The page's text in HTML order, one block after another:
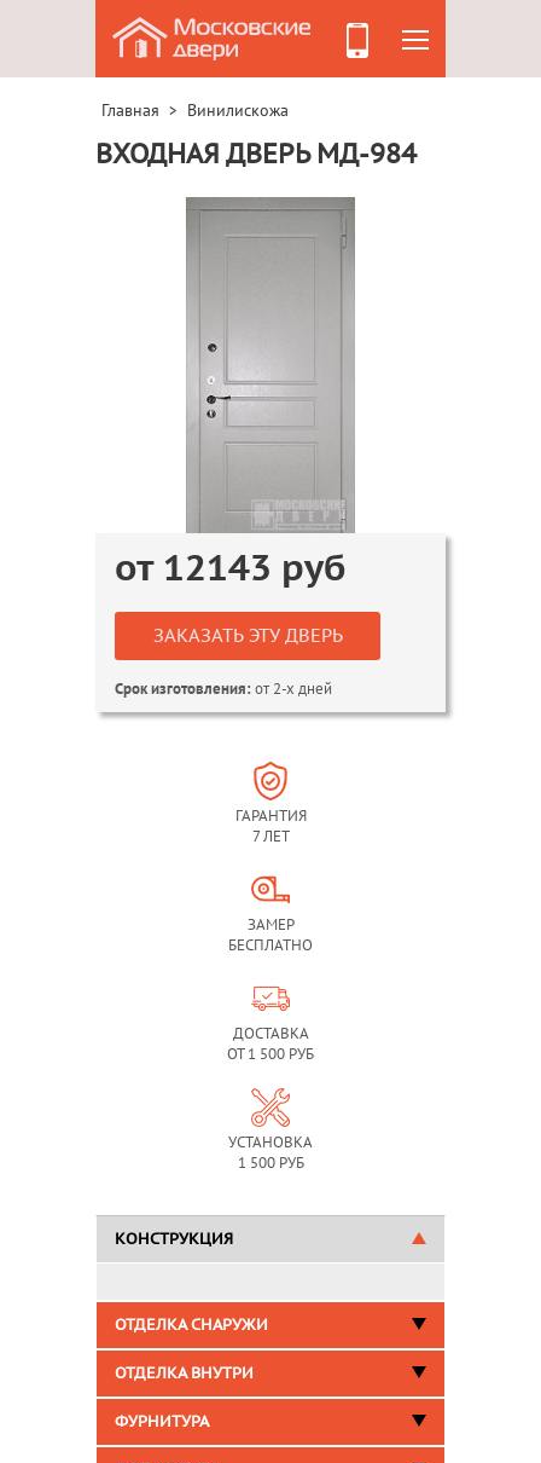
Главная > Винилискожа
ВХОДНАЯ ДВЕРЬ МД-984
от 12143 руб
ЗАКАЗАТЬ ЭТУ ДВЕРЬ
Срок изготовления:от 2-х дней
ГАРАНТИЯ
7 ЛЕТ
ЗАМЕР
БЕСПЛАТНО
ДОСТАВКА
ОТ 1 500 РУБ
УСТАНОВКА
1 500 РУБ
КОНСТРУКЦИЯ
ОТДЕЛКА СНАРУЖИ
ОТДЕЛКА ВНУТРИ
ФУРНИТУРА